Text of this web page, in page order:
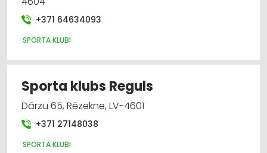
+371 64634093
SPORTA KLUBI
Sporta klubs Reguls
Dārzu 65, Rēzekne, LV-4601
+371 27148038
SPORTA KLUBI